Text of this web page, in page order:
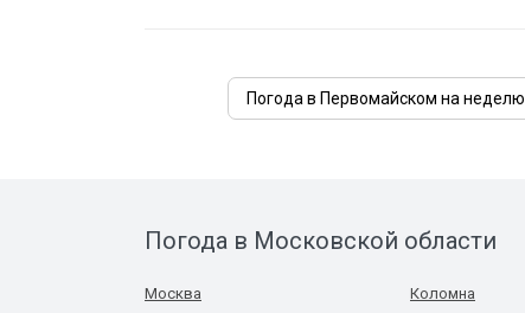
Погода в Первомайском на неделю
Погода в Московской области
Москва
Коломна